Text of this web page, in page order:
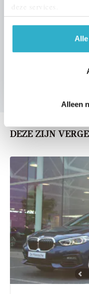
deze services.
Alleen
DEZE ZIJN